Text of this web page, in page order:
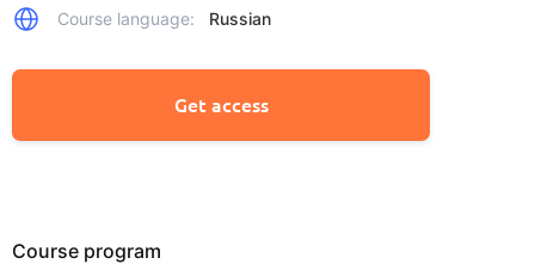
Course language: Russian
Get access
Course program